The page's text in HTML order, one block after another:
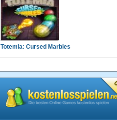
Totemia: Cursed Marbles